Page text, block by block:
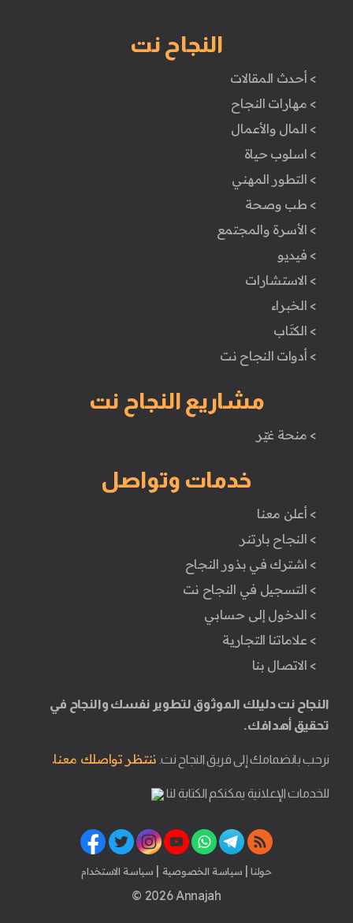
النجاح نت
> أحدث المقالات
> مهارات النجاح
> المال والأعمال
> اسلوب حياة
> التطور المهني
> طب وصحة
> الأسرة والمجتمع
> فيديو
> الاستشارات
> الخبراء
> الكتَاب
> أدوات النجاح نت
مشاريع النجاح نت
> منحة غيّر
خدمات وتواصل
> أعلن معنا
> النجاح بارتنر
> اشترك في بذور النجاح
> التسجيل في النجاح نت
> الدخول إلى حسابي
> علاماتنا التجارية
> الاتصال بنا
النجاح نت دليلك الموثوق لتطوير نفسك والنجاح في
تحقيق أهدافك.
نرحب بانضمامك إلى فريق النجاح نت. ننتظر تواصلك معنا.
للخدمات الإعلانية يمكنكم الكتابة لنا
حولنا | سياسة الخصوصية | سياسة الاستخدام
© 2026 Annajah